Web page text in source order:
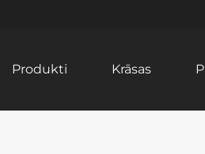
Produkti Krāsas